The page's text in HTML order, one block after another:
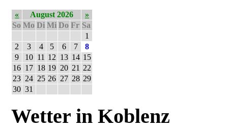
« August 2026
»
So Mo Di Mi Do Fr Sa
1
2
3 4 5 6 7
8
9
10 11 12 13 14 15
16 17 18 19 20 21 22
23 24 25 26 27 28 29
30 31
Wetter in Koblenz